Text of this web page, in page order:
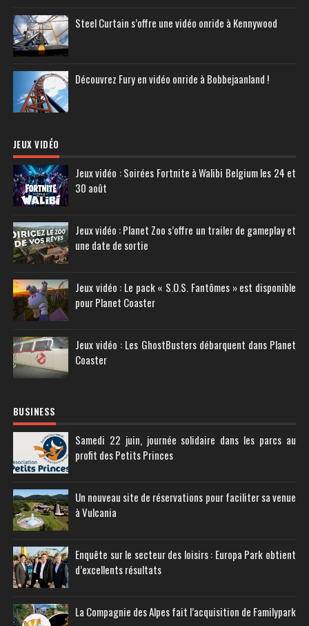
Steel Curtain s’offre une vidéo onride à Kennywood
Découvrez Fury en vidéo onride à Bobbejaanland !
JEUX VIDÉO
Jeux vidéo : Soirées Fortnite à Walibi Belgium les 24 et
30 août
Jeux vidéo : Planet Zoo s’offre un trailer de gameplay et
une date de sortie
Jeux vidéo : Le pack « S.O.S. Fantômes » est disponible
pour Planet Coaster
Jeux vidéo : Les GhostBusters débarquent dans Planet
Coaster
BUSINESS
Samedi 22 juin, journée solidaire dans les parcs au
profit des Petits Princes
Un nouveau site de réservations pour faciliter sa venue
à Vulcania
Enquête sur le secteur des loisirs : Europa Park obtient
d’excellents résultats
La Compagnie des Alpes fait l’acquisition de Familypark